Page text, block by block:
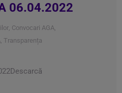
06.04.2022
, Convocari AGA,
, Transparența